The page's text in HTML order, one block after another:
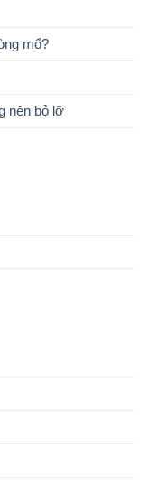
mổ?
nên bỏ lỡ